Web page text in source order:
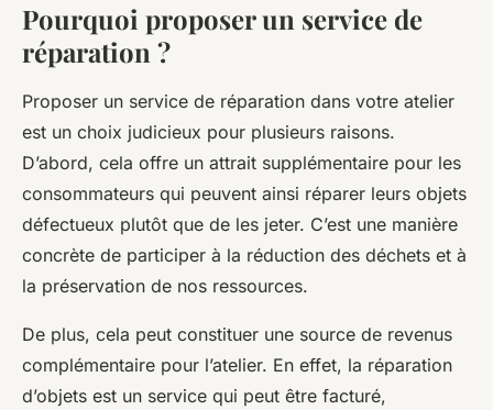
Pourquoi proposer un service de
réparation ?
Proposer un service de réparation dans votre atelier
est un choix judicieux pour plusieurs raisons.
D’abord, cela offre un attrait supplémentaire pour les
consommateurs qui peuvent ainsi réparer leurs objets
défectueux plutôt que de les jeter. C’est une manière
concrète de participer à la réduction des déchets et à
la préservation de nos ressources.
De plus, cela peut constituer une source de revenus
complémentaire pour l’atelier. En effet, la réparation
d’objets est un service qui peut être facturé,